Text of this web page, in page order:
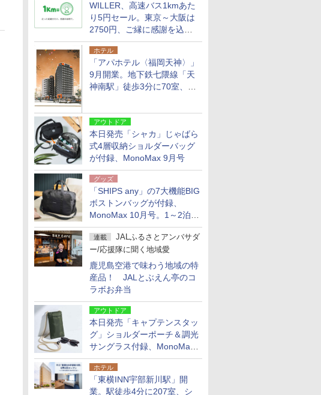
WILLER、高速バス1kmあた
り5円セール。東京～大阪は
2750円、ご縁に感謝を込め
た20周年記念キャンペーン
ホテル
「アパホテル〈福岡天神〉」
9月開業。地下鉄七隈線「天
神南駅」徒歩3分に70室、エ
アウトドア
本日発売「シャカ」じゃばら
式4層収納ショルダーバッグ
が付録、MonoMax 9月号
グッズ
「SHIPS any」の7大機能BIG
ボストンバッグが付録、
MonoMax 10月号。1～2泊の
荷物、キャリーオンも可能
連載
JALふるさとアンバサダ
ー/応援隊に聞く地域愛
鹿児島空港で味わう地域の特
産品！ JALとぶえん亭のコ
ラボお弁当
アウトドア
本日発売「キャプテンスタッ
グ」ショルダーポーチ＆調光
サングラス付録、MonoMax
9月号増刊
ホテル
「東横INN宇部新川駅」開
業。駅徒歩4分に207室、シ